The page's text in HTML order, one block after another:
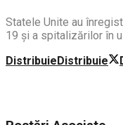
Statele Unite au
19 şi a spitalizărilor în
DistribuieDistribuie